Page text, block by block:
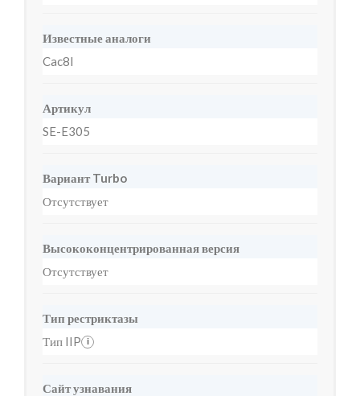
Известные аналоги
Cac8I
Артикул
SE-E305
Вариант Turbo
Отсутствует
Высококонцентрированная версия
Отсутствует
Тип рестриктазы
Тип IIP
i
Сайт узнавания